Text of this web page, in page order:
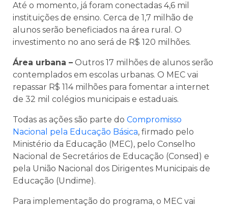
Até o momento, já foram conectadas 4,6 mil
instituições de ensino. Cerca de 1,7 milhão de
alunos serão beneficiados na área rural. O
investimento no ano será de R$ 120 milhões.
Área urbana – Outros 17 milhões de alunos serão
contemplados em escolas urbanas. O MEC vai
repassar R$ 114 milhões para fomentar a internet
de 32 mil colégios municipais e estaduais.
Todas as ações são parte do Compromisso
Nacional pela Educação Básica, firmado pelo
Ministério da Educação (MEC), pelo Conselho
Nacional de Secretários de Educação (Consed) e
pela União Nacional dos Dirigentes Municipais de
Educação (Undime).
Para implementação do programa, o MEC vai